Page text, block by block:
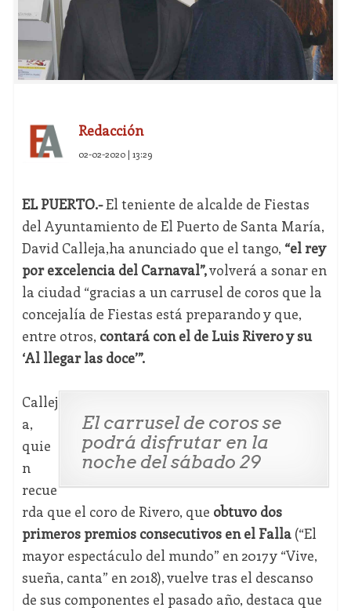
Redacción
02-02-2020 | 13:29
EL PUERTO.-El teniente de alcalde de Fiestas
del Ayuntamiento de El Puerto de Santa María,
David Calleja,ha anunciado que el tango, “el rey
por excelencia del Carnaval”,volverá a sonar en
la ciudad “gracias a un carrusel de coros que la
concejalía de Fiestas está preparando y que,
entre otros, contará con el de Luis Rivero y su
‘Al llegar las doce’”.
El carrusel de coros se
podrá disfrutar en la
noche del sábado 29
Callej
a,
quie
n
recue
rda que el coro de Rivero, que obtuvo dos
primeros premios consecutivos en el Falla(“El
mayor espectáculo del mundo” en 2017 y “Vive,
sueña, canta” en 2018), vuelve tras el descanso
de sus componentes el pasado año, destaca que